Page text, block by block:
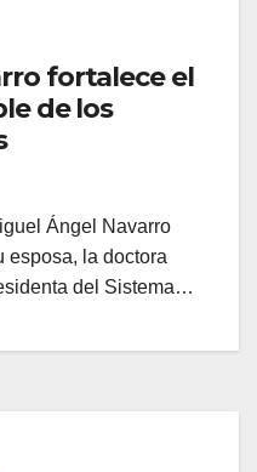
fortalece el
de los
Ángel Navarro
esposa, la doctora
del Sistema…